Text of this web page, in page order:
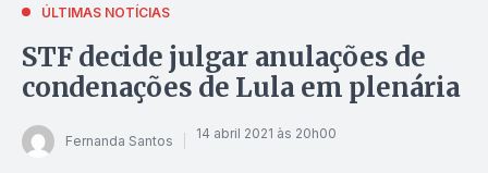
ÚLTIMAS NOTÍCIAS
STF decide julgar anulações de
condenações de Lula em plenária
Fernanda Santos 14 abril 2021 às 20h00